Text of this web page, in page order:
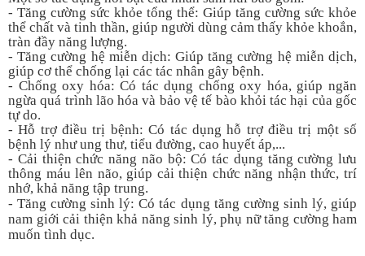
- Tăng cường sức khỏe tổng thể: Giúp tăng cường sức khỏe
thể chất và tinh thần, giúp người dùng cảm thấy khỏe khoắn,
tràn đầy năng lượng.
- Tăng cường hệ miễn dịch: Giúp tăng cường hệ miễn dịch,
giúp cơ thể chống lại các tác nhân gây bệnh.
- Chống oxy hóa: Có tác dụng chống oxy hóa, giúp ngăn
ngừa quá trình lão hóa và bảo vệ tế bào khỏi tác hại của gốc
tự do.
- Hỗ trợ điều trị bệnh: Có tác dụng hỗ trợ điều trị một số
bệnh lý như ung thư, tiểu đường, cao huyết áp,...
- Cải thiện chức năng não bộ: Có tác dụng tăng cường lưu
thông máu lên não, giúp cải thiện chức năng nhận thức, trí
nhớ, khả năng tập trung.
- Tăng cường sinh lý: Có tác dụng tăng cường sinh lý, giúp
nam giới cải thiện khả năng sinh lý, phụ nữ tăng cường ham
muốn tình dục.